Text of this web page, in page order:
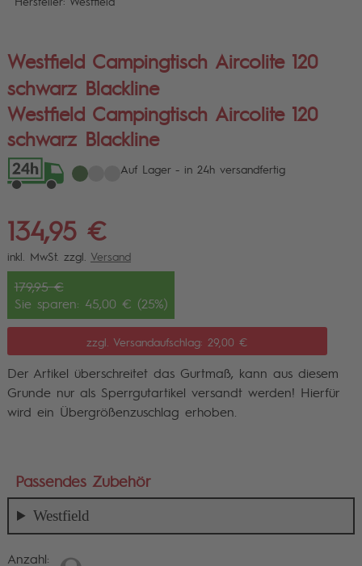
Westfield Campingtisch Aircolite 120
schwarz Blackline
Westfield Campingtisch Aircolite 120
schwarz Blackline
Auf Lager - in 24h versandfertig
134,95 €
inkl. MwSt. zzgl. Versand
179,95 €
Sie sparen: 45,00 € (25%)
zzgl. Versandaufschlag: 29,00 €
Der Artikel überschreitet das Gurtmaß, kann aus diesem
Grunde nur als Sperrgutartikel versandt werden! Hierfür
wird ein Übergrößenzuschlag erhoben.
Passendes Zubehör
Westfield
Anzahl: